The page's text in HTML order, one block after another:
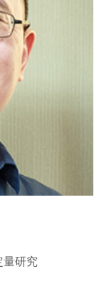
量研究